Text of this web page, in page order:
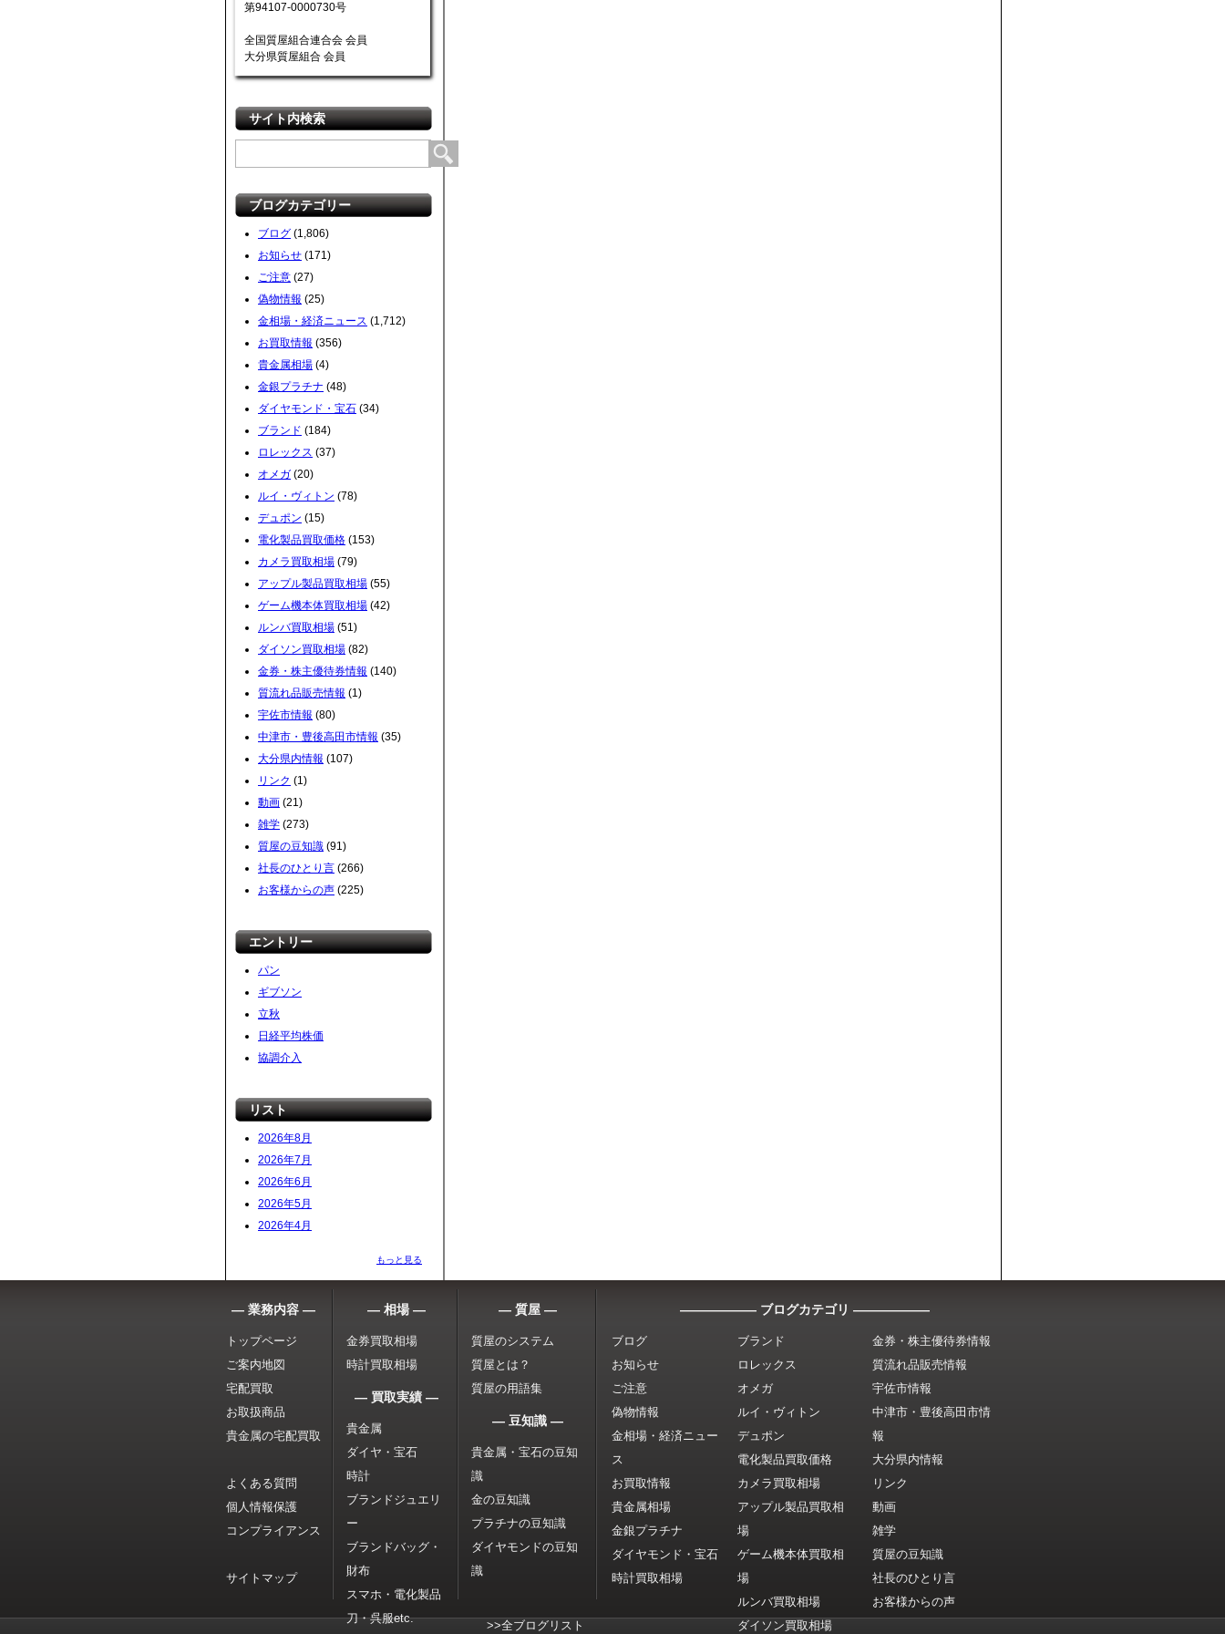
第94107-0000730号
全国質屋組合連合会 会員
大分県質屋組合 会員
サイト内検索
ブログカテゴリー
ブログ (1,806)
お知らせ (171)
ご注意 (27)
偽物情報 (25)
金相場・経済ニュース (1,712)
お買取情報 (356)
貴金属相場 (4)
金銀プラチナ (48)
ダイヤモンド・宝石 (34)
ブランド (184)
ロレックス (37)
オメガ (20)
ルイ・ヴィトン (78)
デュポン (15)
電化製品買取価格 (153)
カメラ買取相場 (79)
アップル製品買取相場 (55)
ゲーム機本体買取相場 (42)
ルンバ買取相場 (51)
ダイソン買取相場 (82)
金券・株主優待券情報 (140)
質流れ品販売情報 (1)
宇佐市情報 (80)
中津市・豊後高田市情報 (35)
大分県内情報 (107)
リンク (1)
動画 (21)
雑学 (273)
質屋の豆知識 (91)
社長のひとり言 (266)
お客様からの声 (225)
エントリー
パン
ギブソン
立秋
日経平均株価
協調介入
リスト
2026年8月
2026年7月
2026年6月
2026年5月
2026年4月
もっと見る
― 業務内容 ―
トップページ
ご案内地図
宅配買取
お取扱商品
貴金属の宅配買取
よくある質問
個人情報保護
コンプライアンス
サイトマップ
― 相場 ―
金券買取相場
時計買取相場
― 買取実績 ―
貴金属
ダイヤ・宝石
時計
ブランドジュエリ
ー
ブランドバッグ・
財布
スマホ・電化製品
刀・呉服etc.
― 質屋 ―
質屋のシステム
質屋とは？
質屋の用語集
― 豆知識 ―
貴金属・宝石の豆知
識
金の豆知識
プラチナの豆知識
ダイヤモンドの豆知
識
>>全ブログリスト
―――――― ブログカテゴリ ――――――
ブログ
お知らせ
ご注意
偽物情報
金相場・経済ニュー
ス
お買取情報
貴金属相場
金銀プラチナ
ダイヤモンド・宝石
時計買取相場
ブランド
ロレックス
オメガ
ルイ・ヴィトン
デュポン
電化製品買取価格
カメラ買取相場
アップル製品買取相
場
ゲーム機本体買取相
場
ルンバ買取相場
ダイソン買取相場
金券・株主優待券情報
質流れ品販売情報
宇佐市情報
中津市・豊後高田市情
報
大分県内情報
リンク
動画
雑学
質屋の豆知識
社長のひとり言
お客様からの声